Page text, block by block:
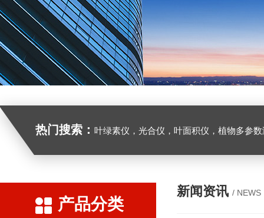
热门搜索： 叶绿素仪，光合仪，叶面积仪，植物多参数测量仪，
产品分类
新闻资讯 / NEWS